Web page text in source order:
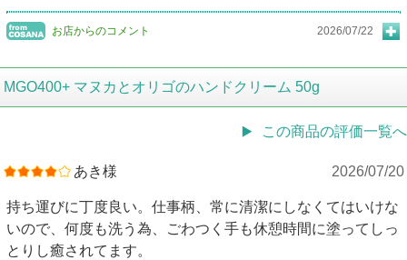
お店からのコメント 2026/07/22
MGO400+ マヌカとオリゴのハンドクリーム 50g
この商品の評価一覧へ
あき様 2026/07/20
持ち運びに丁度良い。仕事柄、常に清潔にしなくてはいけな
いので、何度も洗う為、ごわつく手も休憩時間に塗ってしっ
とりし癒されてます。